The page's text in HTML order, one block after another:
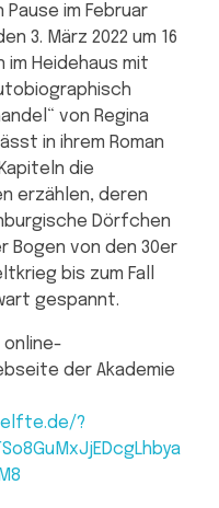
im Februar
3. März 2022 um 16
im Heidehaus mit
von Regina
in ihrem Roman
die
erzählen, deren
Dörfchen
Bogen von den 30er
bis zum Fall
gespannt.
online-
der Akademie
?